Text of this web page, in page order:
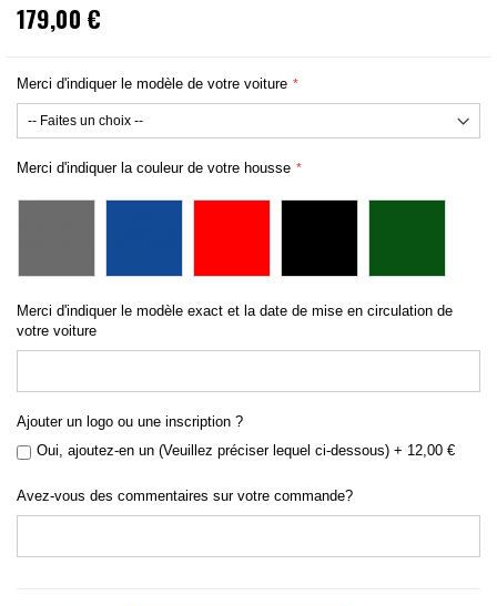
179,00 €
Merci d'indiquer le modèle de votre voiture
Merci d'indiquer la couleur de votre housse
Merci d'indiquer le modèle exact et la date de mise en circulation de
votre voiture
Ajouter un logo ou une inscription ?
Oui, ajoutez-en un (Veuillez préciser lequel ci-dessous) + 12,00 €
Avez-vous des commentaires sur votre commande?